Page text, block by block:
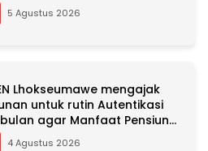
5 Agustus 2026
Lhokseumawe mengajak
untuk rutin Autentikasi
agar Manfaat Pensiun
4 Agustus 2026